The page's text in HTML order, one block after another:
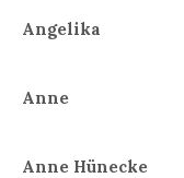
Angelika
Anne
Anne Hünecke